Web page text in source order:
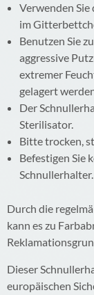
Verwenden
im
Benutzen Sie
aggressive
extremer
gelagert
Der
Sterilisator.
Bitte trocken,
Befestigen Sie
Schnullerhalter.
Durch die
kann es zu
Dieser
europäischen